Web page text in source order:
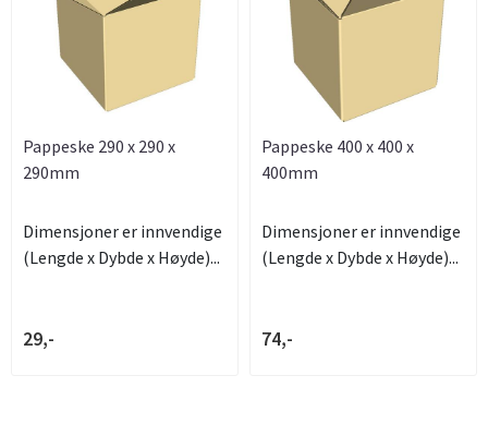
Pappeske 290 x 290 x
290mm
Dimensjoner er innvendige
(Lengde x Dybde x Høyde)...
29,-
Pappeske 400 x 400 x
400mm
Dimensjoner er innvendige
(Lengde x Dybde x Høyde)...
74,-